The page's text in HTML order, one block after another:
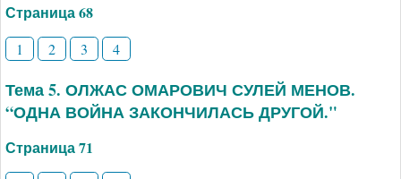
Страница 68
1 2 3 4
Тема 5. ОЛЖАС ОМАРОВИЧ СУЛЕЙ МЕНОВ.
“ОДНА ВОЙНА ЗАКОНЧИЛАСЬ ДРУГОЙ."
Страница 71